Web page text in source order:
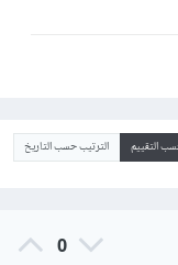
التقييم الترتيب حسب التاريخ
0